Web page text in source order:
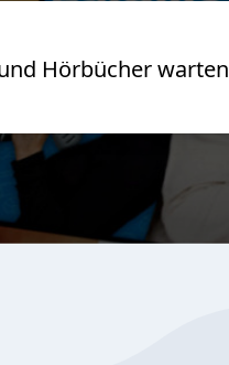
Hörbücher warten